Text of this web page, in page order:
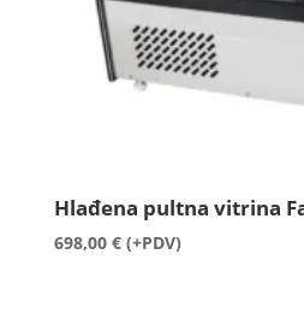
Hlađena pultna vitrina
698,00 € (+PDV)